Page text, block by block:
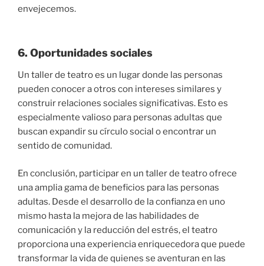
envejecemos.
6. Oportunidades sociales
Un taller de teatro es un lugar donde las personas
pueden conocer a otros con intereses similares y
construir relaciones sociales significativas. Esto es
especialmente valioso para personas adultas que
buscan expandir su círculo social o encontrar un
sentido de comunidad.
En conclusión, participar en un taller de teatro ofrece
una amplia gama de beneficios para las personas
adultas. Desde el desarrollo de la confianza en uno
mismo hasta la mejora de las habilidades de
comunicación y la reducción del estrés, el teatro
proporciona una experiencia enriquecedora que puede
transformar la vida de quienes se aventuran en las